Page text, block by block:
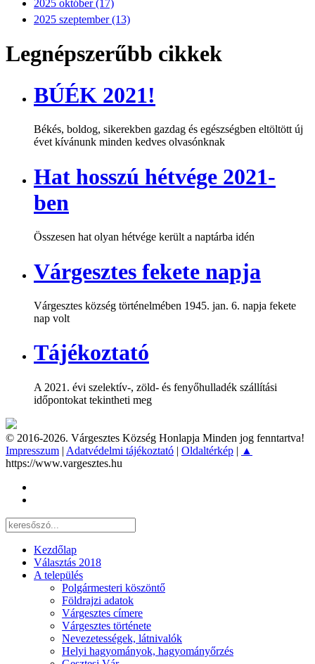
2025 október (17)
2025 szeptember (13)
Legnépszerűbb cikkek
BÚÉK 2021!
Békés, boldog, sikerekben gazdag és egészségben eltöltött új
évet kívánunk minden kedves olvasónknak
Hat hosszú hétvége 2021-
ben
Összesen hat olyan hétvége került a naptárba idén
Várgesztes fekete napja
Várgesztes község történelmében 1945. jan. 6. napja fekete
nap volt
Tájékoztató
A 2021. évi szelektív-, zöld- és fenyőhulladék szállítási
időpontokat tekintheti meg
© 2016-2026. Várgesztes Község Honlapja Minden jog fenntartva!
Impresszum | Adatvédelmi tájékoztató | Oldaltérkép | ▲
https://www.vargesztes.hu
Kezdőlap
Választás 2018
A település
Polgármesteri köszöntő
Földrajzi adatok
Várgesztes címere
Várgesztes története
Nevezetességek, látnivalók
Helyi hagyományok, hagyományőrzés